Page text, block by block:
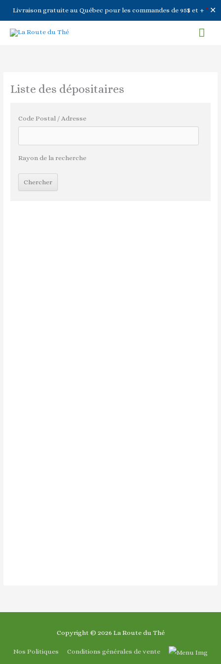
Livraison gratuite au Québec pour les commandes de 95$ et + * ✕
Liste des dépositaires
Code Postal / Adresse
Rayon de la recherche
Copyright © 2026 La Route du Thé
Nos Politiques Conditions générales de vente